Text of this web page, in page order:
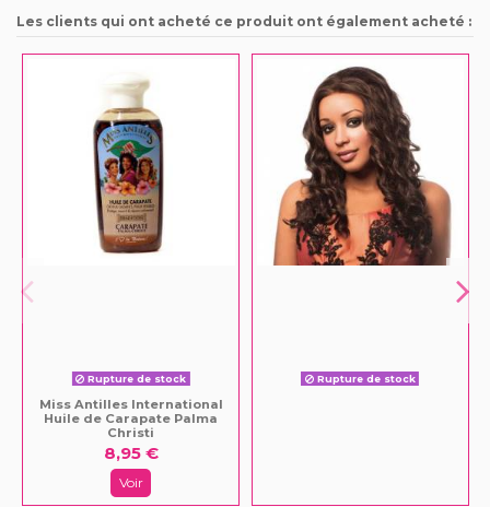
Les clients qui ont acheté ce produit ont également acheté :
Rupture de stock
Miss Antilles International
Huile de Carapate Palma
Christi
8,95 €
Voir
Rupture de stock